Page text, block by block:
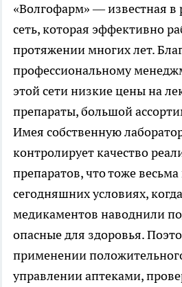
«Волгофарм» — известная в
сеть, которая эффективно
протяжении многих лет.
профессиональному
этой сети низкие цены на
препараты, большой
Имея собственную
контролирует качество
препаратов, что тоже
сегодняшних условиях,
медикаментов наводнили
опасные для здоровья.
применении
управлении аптеками,